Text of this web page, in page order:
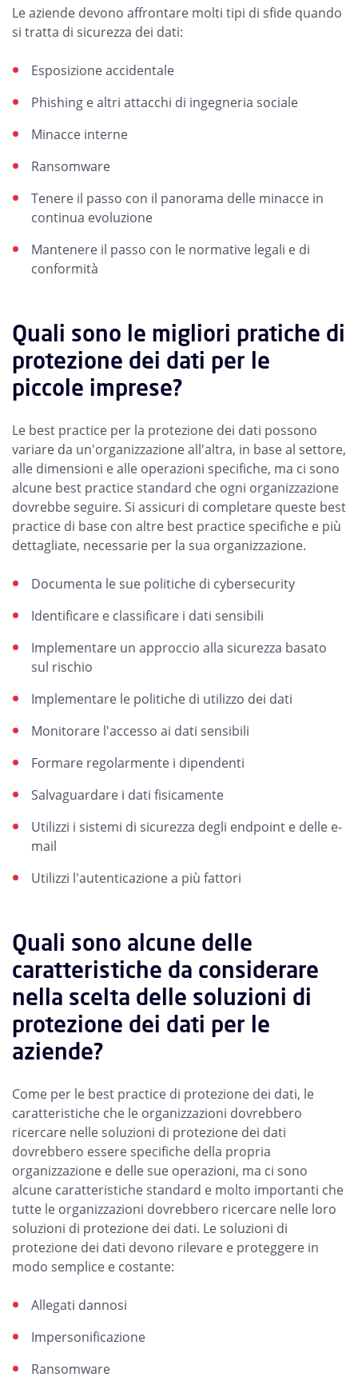
Le aziende devono affrontare molti tipi di sfide quando
si tratta di sicurezza dei dati:
Esposizione accidentale
Phishing e altri attacchi di ingegneria sociale
Minacce interne
Ransomware
Tenere il passo con il panorama delle minacce in
continua evoluzione
Mantenere il passo con le normative legali e di
conformità
Quali sono le migliori pratiche di
protezione dei dati per le
piccole imprese?
Le best practice per la protezione dei dati possono
variare da un'organizzazione all'altra, in base al settore,
alle dimensioni e alle operazioni specifiche, ma ci sono
alcune best practice standard che ogni organizzazione
dovrebbe seguire. Si assicuri di completare queste best
practice di base con altre best practice specifiche e più
dettagliate, necessarie per la sua organizzazione.
Documenta le sue politiche di cybersecurity
Identificare e classificare i dati sensibili
Implementare un approccio alla sicurezza basato
sul rischio
Implementare le politiche di utilizzo dei dati
Monitorare l'accesso ai dati sensibili
Formare regolarmente i dipendenti
Salvaguardare i dati fisicamente
Utilizzi i sistemi di sicurezza degli endpoint e delle e-
mail
Utilizzi l'autenticazione a più fattori
Quali sono alcune delle
caratteristiche da considerare
nella scelta delle soluzioni di
protezione dei dati per le
aziende?
Come per le best practice di protezione dei dati, le
caratteristiche che le organizzazioni dovrebbero
ricercare nelle soluzioni di protezione dei dati
dovrebbero essere specifiche della propria
organizzazione e delle sue operazioni, ma ci sono
alcune caratteristiche standard e molto importanti che
tutte le organizzazioni dovrebbero ricercare nelle loro
soluzioni di protezione dei dati. Le soluzioni di
protezione dei dati devono rilevare e proteggere in
modo semplice e costante:
Allegati dannosi
Impersonificazione
Ransomware